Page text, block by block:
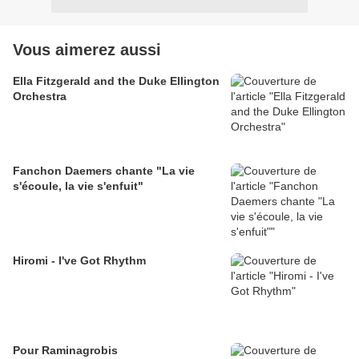
Vous aimerez aussi
Ella Fitzgerald and the Duke Ellington
Orchestra
Fanchon Daemers chante "La vie
s'écoule, la vie s'enfuit"
Hiromi - I've Got Rhythm
Pour Raminagrobis